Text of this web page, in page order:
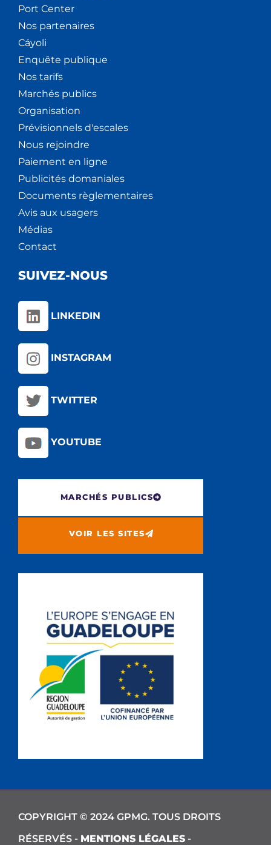
Port Center
Nos partenaires
Cáyoli
Enquête publique
Nos tarifs
Marchés publics
Organisation
Prévisionnels d'escales
Nous rejoindre
Paiement en ligne
Publicités domaniales
Documents règlementaires
Avis aux usagers
Médias
Contact
SUIVEZ-NOUS
LINKEDIN
INSTAGRAM
TWITTER
YOUTUBE
MARCHÉS PUBLICS
VOIR LES SITES
COPYRIGHT © 2024 GPMG. TOUS DROITS
RÉSERVÉS - MENTIONS LÉGALES -